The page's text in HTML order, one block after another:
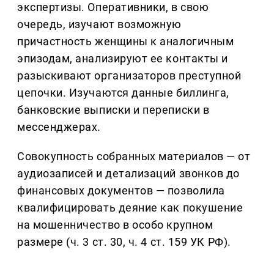
экспертизы. Оперативники, в свою
очередь, изучают возможную
причастность женщины к аналогичным
эпизодам, анализируют ее контакты и
разыскивают организаторов преступной
цепочки. Изучаются данные биллинга,
банковские выписки и переписки в
мессенджерах.
Совокупность собранных материалов — от
аудиозаписей и детализаций звонков до
финансовых документов — позволила
квалифицировать деяние как покушение
на мошенничество в особо крупном
размере (ч. 3 ст. 30, ч. 4 ст. 159 УК РФ).